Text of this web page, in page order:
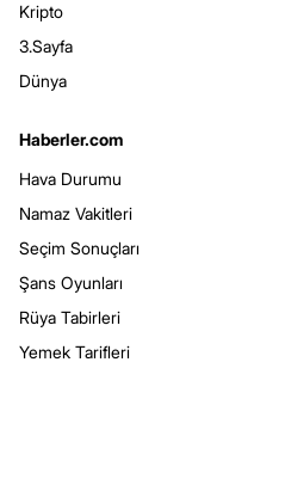
Kripto
3.Sayfa
Dünya
Haberler.com
Hava Durumu
Namaz Vakitleri
Seçim Sonuçları
Şans Oyunları
Rüya Tabirleri
Yemek Tarifleri